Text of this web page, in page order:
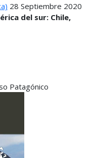
28 Septiembre 2020
del sur: Chile,
Patagónico